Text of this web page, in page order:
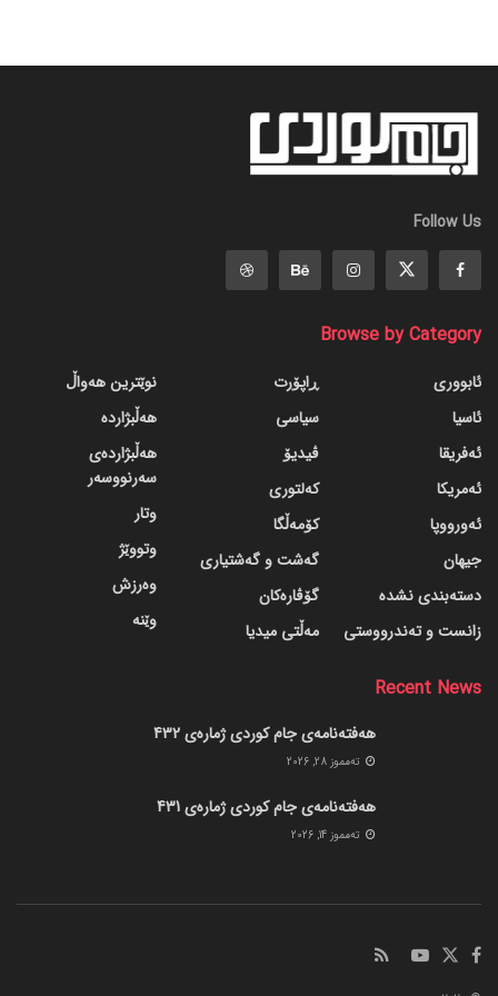
Follow Us
Browse by Category
ئابووری
ئاسیا
ئەفریقا
ئەمریکا
ئەورووپا
جیهان
دسته‌بندی نشده
زانست و تەندرووستی
ڕاپۆرت
سیاسی
ڤیدیۆ
کەلتوری
کۆمەڵگا
گه‌شت و گه‌شتیاری
گۆڤاره‌کان
مەڵتی میدیا
نوێترین هەواڵ
هەڵبژاردە
هەڵبژاردەی
سەرنووسەر
وتار
وتووێژ
وەرزش
وێنە
Recent News
هەفتەنامەی جام کوردی ژمارەی 432
ته‌مموز 28, 2026
هەفتەنامەی جام کوردی ژمارەی 431
ته‌مموز 14, 2026